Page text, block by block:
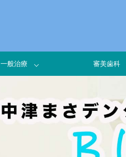
一般治療 審美歯科